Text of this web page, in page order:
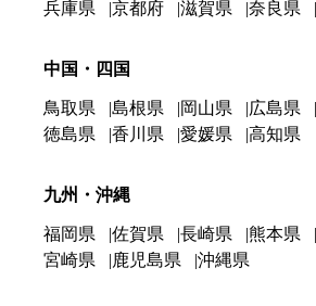
兵庫県
京都府 滋賀県 奈良県
中国・四国
鳥取県 島根県 岡山県 広島県
徳島県
香川県 愛媛県 高知県
九州・沖縄
福岡県 佐賀県 長崎県 熊本県
宮崎県
鹿児島県 沖縄県